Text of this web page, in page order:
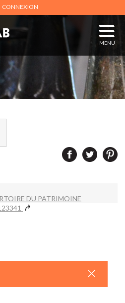
CONNEXION
MENU
DU PATRIMOINE
+